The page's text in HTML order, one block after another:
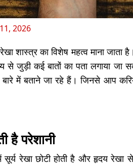
2026
शास्त्र का विशेष महत्व माना
से जुड़ी कई बातों का पता लगाया
में बताने जा रहे हैं। जिनसे आप
है परेशानी
सूर्य रेखा छोटी होती है और हृदय